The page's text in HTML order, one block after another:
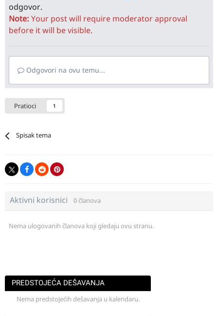
odgovor.
Note: Your post will require moderator approval
before it will be visible.
Odgovori na ovu temu...
Pratioci 1
Spisak tema
Aktivni korisnici 0 članova
Nema ulogovanih članova koji gledaju ovu stranu.
PREDSTOJEĆA DEŠAVANJA
Nema predstojećih dešavanja u kalendaru.